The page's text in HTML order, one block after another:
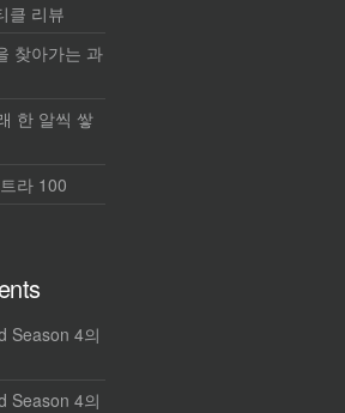
클 리뷰
찾아가는 과
한 알씩 쌓
라 100
Season 4의
Season 4의